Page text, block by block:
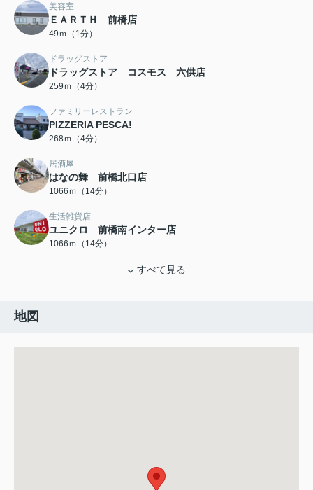
美容室
ＥＡＲＴＨ 前橋店
49ｍ（1分）
ドラッグストア
ドラッグストア コスモス 六供店
259ｍ（4分）
ファミリーレストラン
PIZZERIA PESCA!
268ｍ（4分）
居酒屋
はなの舞 前橋北口店
1066ｍ（14分）
生活雑貨店
ユニクロ 前橋南インター店
1066ｍ（14分）
すべて見る
地図